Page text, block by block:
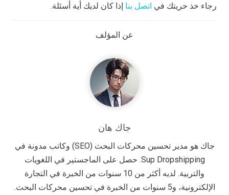
رجاء خذ حريتك في اتصل بنا إذا كان لديك أية أسئلة.
عن المؤلف
جاك هان
جاك هو مدير تحسين محركات البحث (SEO) وكاتب مدونة في
Sup Dropshipping. حصل على الماجستير في اللغويات
والتربية. لديه أكثر من 10 سنوات من الخبرة في التجارة
الإلكترونية، و5 سنوات من الخبرة في تحسين محركات البحث.